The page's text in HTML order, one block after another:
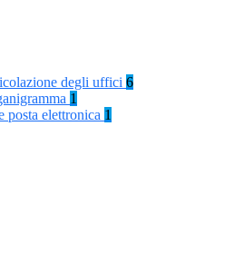
degli uffici 6
1
posta elettronica 1